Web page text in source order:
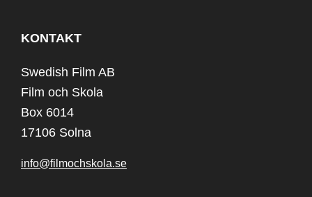
KONTAKT
Swedish Film AB
Film och Skola
Box 6014
17106 Solna
info@filmochskola.se